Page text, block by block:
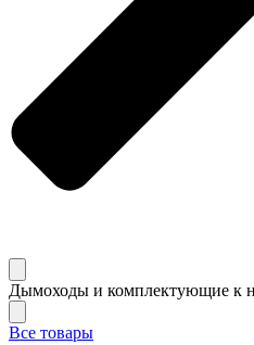
Дымоходы и комплектующие к
Все товары